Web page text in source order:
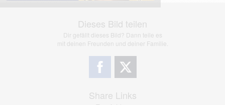
Dieses Bild teilen
Dir gefällt dieses Bild? Dann teile es
mit deinen Freunden und deiner Familie.
Share Links